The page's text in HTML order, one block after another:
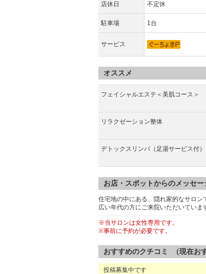
店休日 不定休
駐車場 1台
サービス
オススメ
フェイシャルエステ＜美肌コース＞
リラクゼーション整体
デトックスリンパ（足湯サービス付）
お店・スポットからのメッセー
住宅地の中にある、隠れ家的なサロ
広い年代の方にご来院いただいていま
※当サロンは女性専用です。
※事前に予約が必要です。
おすすめのクチコミ （現在お
投稿募集中です